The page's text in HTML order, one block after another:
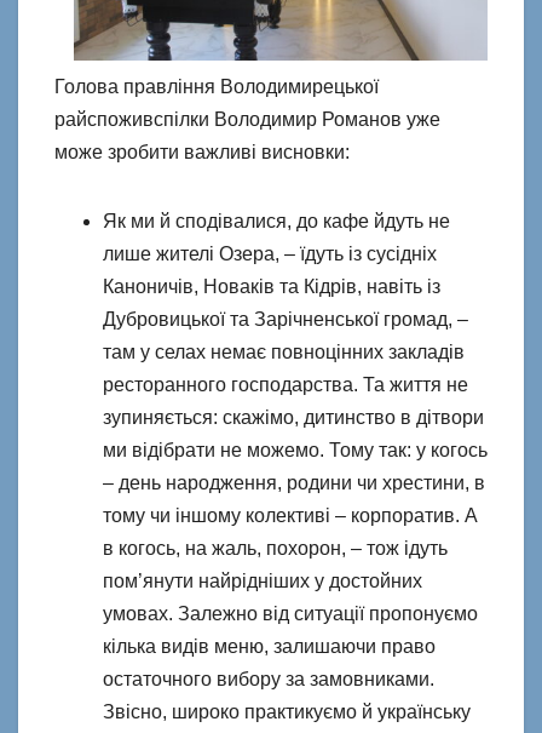
Голова правління Володимирецької
райспоживспілки Володимир Романов уже
може зробити важливі висновки:
Як ми й сподівалися, до кафе йдуть не
лише жителі Озера, – їдуть із сусідніх
Каноничів, Новаків та Кідрів, навіть із
Дубровицької та Зарічненської громад, –
там у селах немає повноцінних закладів
ресторанного господарства. Та життя не
зупиняється: скажімо, дитинство в дітвори
ми відібрати не можемо. Тому так: у когось
– день народження, родини чи хрестини, в
тому чи іншому колективі – корпоратив. А
в когось, на жаль, похорон, – тож ідуть
пом’янути найрідніших у достойних
умовах. Залежно від ситуації пропонуємо
кілька видів меню, залишаючи право
остаточного вибору за замовниками.
Звісно, широко практикуємо й українську